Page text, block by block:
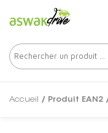
Accueil / Produit EAN2